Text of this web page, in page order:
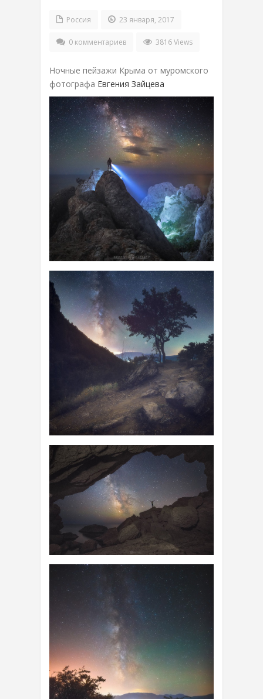
Россия 23 января, 2017
0 комментариев 3816 Views
Ночные пейзажи Крыма от муромского
фотографа Евгения Зайцева